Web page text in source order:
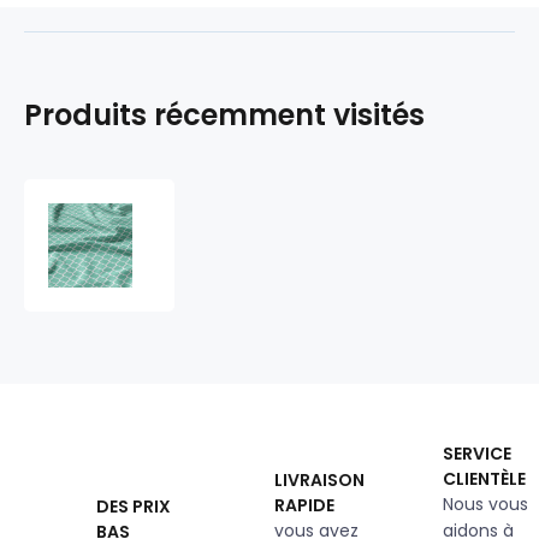
Produits récemment visités
DES PRIX
BAS
LIVRAISON
RAPIDE
vous avez
SERVICE
CLIENTÈLE
Nous vous
aidons à